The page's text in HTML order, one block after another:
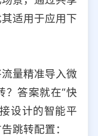
适用于应用下
量精准导入微
？答案就在“快
设计的智能平
跳转配置：